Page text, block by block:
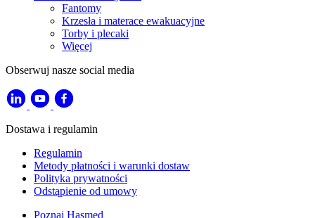
Fantomy
Krzesła i materace ewakuacyjne
Torby i plecaki
Więcej
Obserwuj nasze social media
Dostawa i regulamin
Regulamin
Metody płatności i warunki dostaw
Polityka prywatności
Odstąpienie od umowy
Poznaj Hasmed